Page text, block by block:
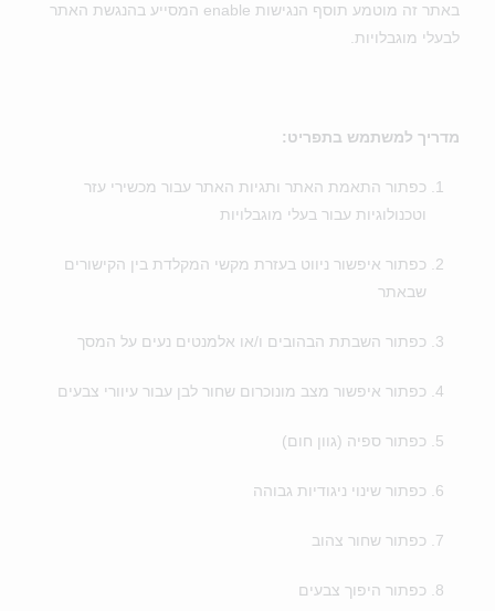
באתר זה מוטמע תוסף הנגישות enable המסייע בהנגשת האתר
לבעלי מוגבלויות.
מדריך למשתמש בתפריט:
כפתור התאמת האתר ותגיות האתר עבור מכשירי עזר
וטכנולוגיות עבור בעלי מוגבלויות
כפתור איפשור ניווט בעזרת מקשי המקלדת בין הקישורים
שבאתר
כפתור השבתת הבהובים ו/או אלמנטים נעים על המסך
כפתור איפשור מצב מונוכרום שחור לבן עבור עיוורי צבעים
כפתור ספיה (גוון חום)
כפתור שינוי ניגודיות גבוהה
כפתור שחור צהוב
כפתור היפוך צבעים